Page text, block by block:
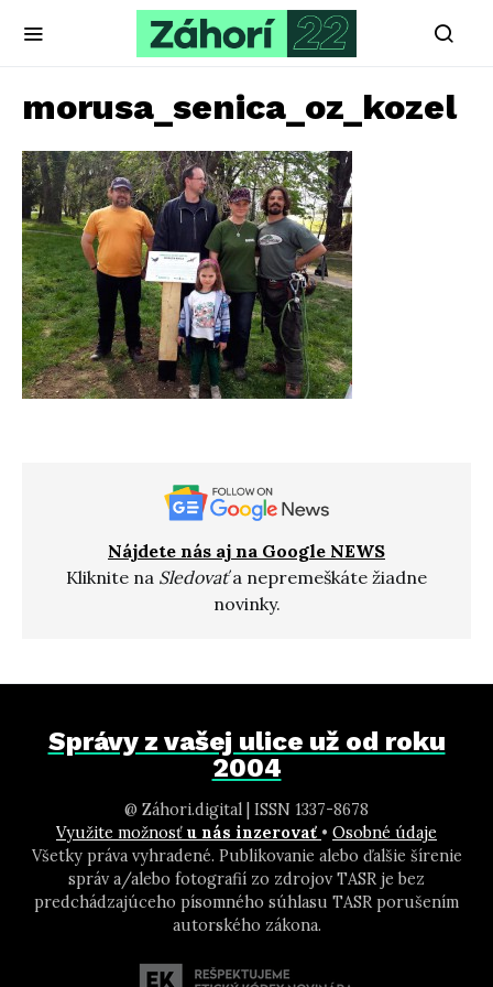
morusa_senica_oz_kozel
Nájdete nás aj na Google NEWS
Kliknite na Sledovaťa nepremeškáte žiadne
novinky.
Správy z vašej ulice už od roku
2004
@ Záhori.digital | ISSN 1337-8678
Využite možnosť u nás inzerovať • Osobné údaje
Všetky práva vyhradené. Publikovanie alebo ďalšie šírenie
správ a/alebo fotografií zo zdrojov TASR je bez
predchádzajúceho písomného súhlasu TASR porušením
autorského zákona.